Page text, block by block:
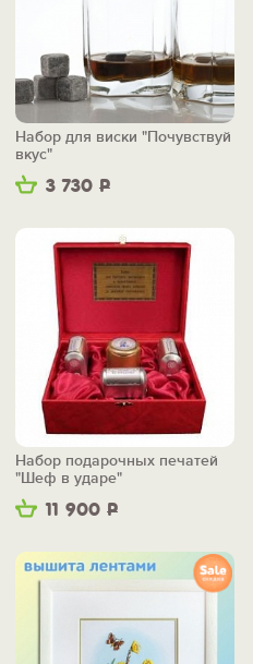
3 730 Р
Набор для виски "Почувствуй
вкус"
11 900 Р
Набор подарочных печатей
"Шеф в ударе"